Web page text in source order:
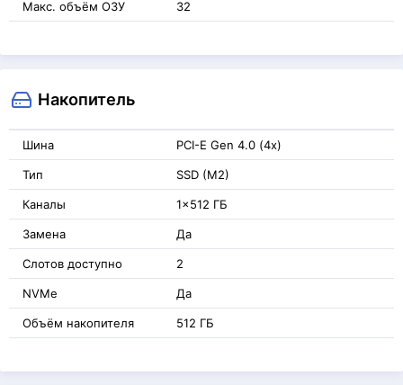
Макс. объём ОЗУ 32
Накопитель
Шина PCI-E Gen 4.0 (4x)
Тип SSD (M2)
Каналы 1x512 ГБ
Замена Да
Слотов доступно 2
NVMe Да
Объём накопителя 512 ГБ